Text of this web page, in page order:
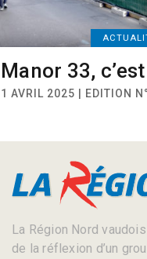
Manor 33,
1 AVRIL 2025 | EDITION
La Région Nord
de la réflexion d’un